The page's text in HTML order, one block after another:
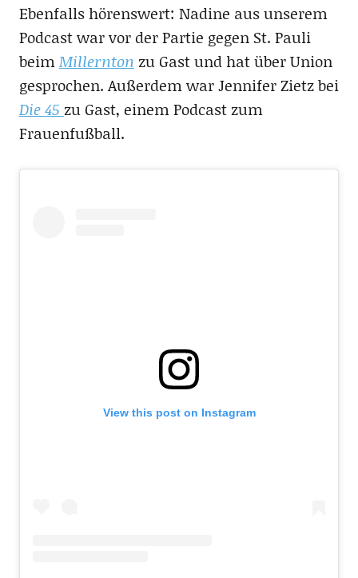
Ebenfalls hörenswert: Nadine aus unserem
Podcast war vor der Partie gegen St. Pauli
beimMillernton zu Gast und hat über Union
gesprochen. Außerdem war Jennifer Zietz bei
Die 45 zu Gast, einem Podcast zum
Frauenfußball.
View this post on Instagram